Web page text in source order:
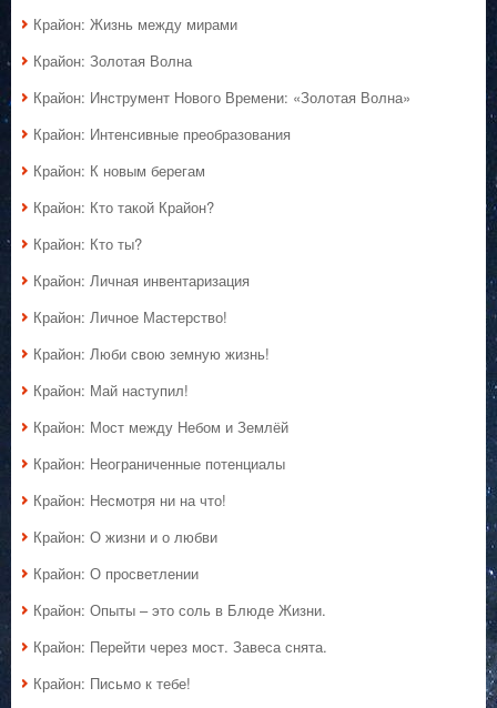
Крайон: Жизнь между мирами
Крайон: Золотая Волна
Крайон: Инструмент Нового Времени: «Золотая Волна»
Крайон: Интенсивные преобразования
Крайон: К новым берегам
Крайон: Кто такой Крайон?
Крайон: Кто ты?
Крайон: Личная инвентаризация
Крайон: Личное Мастерство!
Крайон: Люби свою земную жизнь!
Крайон: Май наступил!
Крайон: Мост между Небом и Землёй
Крайон: Неограниченные потенциалы
Крайон: Несмотря ни на что!
Крайон: О жизни и о любви
Крайон: О просветлении
Крайон: Опыты – это соль в Блюде Жизни.
Крайон: Перейти через мост. Завеса снята.
Крайон: Письмо к тебе!